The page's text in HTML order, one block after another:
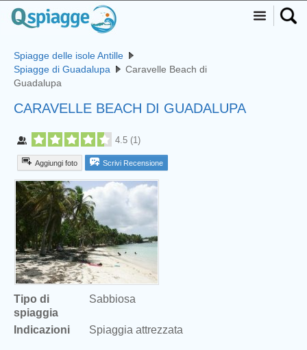
Spiagge delle isole Antille
Spiagge di Guadalupa
Caravelle Beach di
Guadalupa
CARAVELLE BEACH DI GUADALUPA
4.5 (1)
Aggiungi foto Scrivi Recensione
Tipo di
spiaggia
Sabbiosa
Indicazioni Spiaggia attrezzata